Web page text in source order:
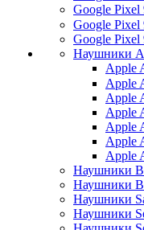
Google Pixel
Google
Google Pixel
Наушники
Apple
Apple
Apple
Apple
Apple
Apple
Apple
Наушники
Наушники
Наушники
Наушники